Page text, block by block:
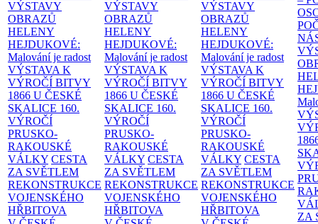
VÝSTAVY
OBRAZŮ
HELENY
HEJDUKOVÉ:
Malování je radost
VÝSTAVA K
VÝROČÍ BITVY
1866 U ČESKÉ
SKALICE 160.
VÝROČÍ
PRUSKO-
RAKOUSKÉ
VÁLKY CESTA
ZA SVĚTLEM
REKONSTRUKCE
VOJENSKÉHO
HŘBITOVA
VÝSTAVY
OBRAZŮ
HELENY
HEJDUKOVÉ:
Malování je radost
VÝSTAVA K
VÝROČÍ BITVY
1866 U ČESKÉ
SKALICE 160.
VÝROČÍ
PRUSKO-
RAKOUSKÉ
VÁLKY CESTA
ZA SVĚTLEM
REKONSTRUKCE
VOJENSKÉHO
HŘBITOVA
VÝSTAVY
OBRAZŮ
HELENY
HEJDUKOVÉ:
Malování je radost
VÝSTAVA K
VÝROČÍ BITVY
1866 U ČESKÉ
SKALICE 160.
VÝROČÍ
PRUSKO-
RAKOUSKÉ
VÁLKY CESTA
ZA SVĚTLEM
REKONSTRUKCE
VOJENSKÉHO
HŘBITOVA
ZA